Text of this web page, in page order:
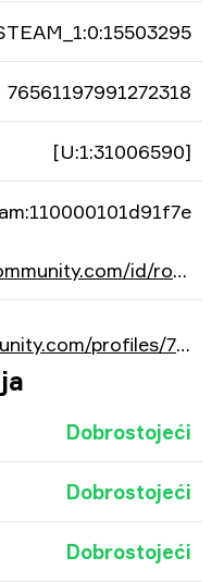
76561197991272318
[U:1:31006590]
https://steamcommunity.com/id/ropzkah/
https://steamcommunity.com/profiles/76561197991272318/
Dobrostojeći
Dobrostojeći
Dobrostojeći